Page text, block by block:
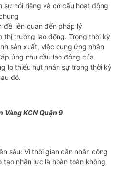
sự nói riêng và cơ cấu hoạt động
đề liên quan đến pháp lý
thị trường lao động. Trong thời kỳ
sản xuất, việc cung ứng nhân
ứng nhu cầu lao động của
lo thiếu hụt nhân sự trong thời kỳ
đó.
Vàng KCN Quận 9
sâu: Vì thời gian cần nhân công
tạo nhân lực là hoàn toàn không